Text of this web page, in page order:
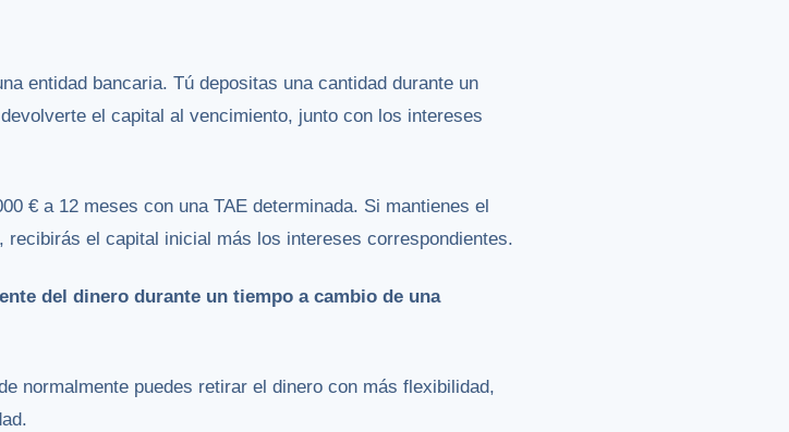
entidad bancaria. Tú depositas una cantidad durante un
el capital al vencimiento, junto con los intereses
€ a 12 meses con una TAE determinada. Si mantienes el
el capital inicial más los intereses correspondientes.
del dinero durante un tiempo a cambio de una
normalmente puedes retirar el dinero con más flexibilidad,